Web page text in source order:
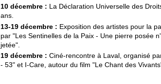
10 décembre : La Déclaration Universelle des
ans.
13-19 décembre : Exposition des artistes pour la
par "Les Sentinelles de la Paix - Une pierre posée
jetée".
19 décembre : Ciné-rencontre à Laval, organisé
- 53" et I-Care, autour du film "Le Chant des